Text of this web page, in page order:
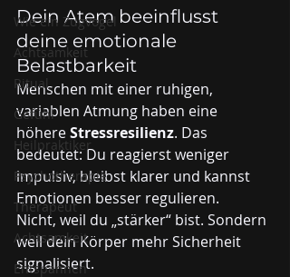
Wie ein Zugvogel
Achtsamkeit
Ritual
Gefühl
Heilpraktiker
Psychotherapie
Therapeut
Achtsamkeit
Entspannen
Dein Atem beeinflusst
deine emotionale
Belastbarkeit
Menschen mit einer ruhigen,
variablen Atmung haben eine
höhere Stressresilienz. Das
bedeutet: Du reagierst weniger
impulsiv, bleibst klarer und kannst
Emotionen besser regulieren.
Nicht, weil du „stärker“ bist. Sondern
weil dein Körper mehr Sicherheit
signalisiert.